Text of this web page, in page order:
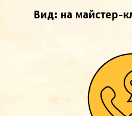
Вид: на майстер-